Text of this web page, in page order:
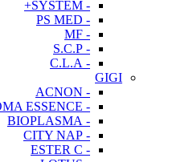
- SYSTEM+
- PS MED
- MF
- S.C.P
- C.L.A
GIGI
- ACNON
- AROMA ESSENCE
- BIOPLASMA
- CITY NAP
- ESTER C